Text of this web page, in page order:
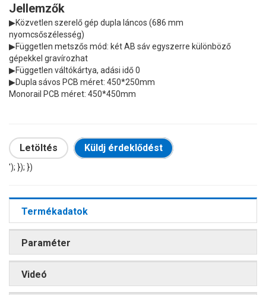
Jellemzők
▶Közvetlen szerelő gép dupla láncos (686 mm
nyomcsőszélesség)
▶Független metszős mód: két AB sáv egyszerre különböző
gépekkel gravírozhat
▶Független váltókártya, adási idő 0
▶Dupla sávos PCB méret: 450*250mm
Monorail PCB méret: 450*450mm
Letöltés Küldj érdeklődést
'); }); })
Termékadatok
Paraméter
Videó